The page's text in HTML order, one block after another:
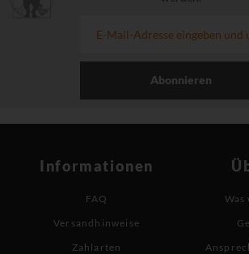
Abonnieren
Informationen
FAQ
Versandhinweise
Zahlarten
Was